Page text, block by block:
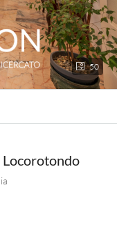
50
Locorotondo